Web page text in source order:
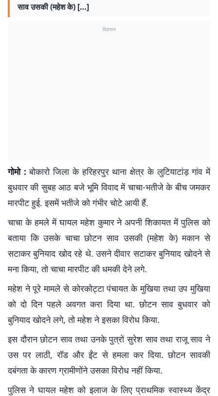
साव उसकी (महेश के) […]
विज्ञापन
गोमो :बोकारो जिला के हरिहरपुर थाना क्षेत्र के लुटियाटांड़ गांव में
बुधवार की सुबह आठ बजे भूमि विवाद में चाचा-भतीजे के बीच जमकर
मारपीट हुई. इसमें भतीजे को गंभीर चोटे आयी हैं.
चाचा के हमले में घायल महेश कुमार ने अपनी शिकायत में पुलिस को
बताया कि उसके चाचा छोटन साव उसकी (महेश के) मकान से
सटाकर बुनियाद खोद रहे थे. उसने दीवार सटाकर बुनियाद खोदने से
मना किया, तो चाचा मारपीट की धमकी देने लगे.
महेश ने पूरे मामले से कोरकोट्टा पंचायत के मुखिया तथा उप मुखिया
को दो दिन पहले अवगत करा दिया था. छोटन साव बुधवार को
बुनियाद खोदने लगे, तो महेश ने इसका विरोध किया.
इस दौरान छोटन साव तथा उनके पुत्रों सुरेश साव तथा राजू साव ने
उस पर लाठी, रॉड और ईंट से हमला कर दिया. छोटन सावकी
दबंगता के कारण ग्रामीणोंने उसका विरोध नहीं किया.
पुलिस ने घायल महेश को इलाज के लिए प्राथमिक स्वास्थ्य केंद्र